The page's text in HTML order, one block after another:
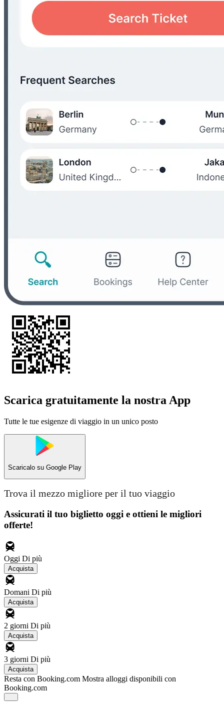
Scarica gratuitamente la nostra App
Tutte le tue esigenze di viaggio in un unico posto
Scaricalo su Google Play
Trova il mezzo migliore per il tuo viaggio
Assicurati il ​​tuo biglietto oggi e ottieni le migliori
offerte!
Oggi Di più
Acquista
Domani Di più
Acquista
2 giorni Di più
Acquista
3 giorni Di più
Acquista
Resta con Booking.com Mostra alloggi disponibili con
Booking.com